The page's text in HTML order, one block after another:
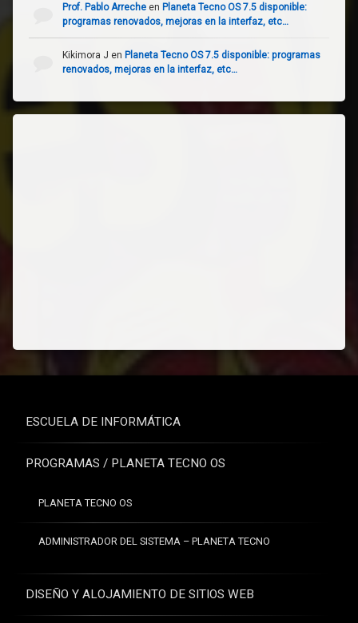
Prof. Pablo Arrecheen Planeta Tecno OS 7.5 disponible:
programas renovados, mejoras en la interfaz, etc…
Kikimora J en Planeta Tecno OS 7.5 disponible: programas
renovados, mejoras en la interfaz, etc…
ESCUELA DE INFORMÁTICA
PROGRAMAS / PLANETA TECNO OS
PLANETA TECNO OS
ADMINISTRADOR DEL SISTEMA – PLANETA TECNO
DISEÑO Y ALOJAMIENTO DE SITIOS WEB